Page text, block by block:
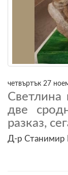
четвъртък 27
Светлина
две
разказ,
Д-р